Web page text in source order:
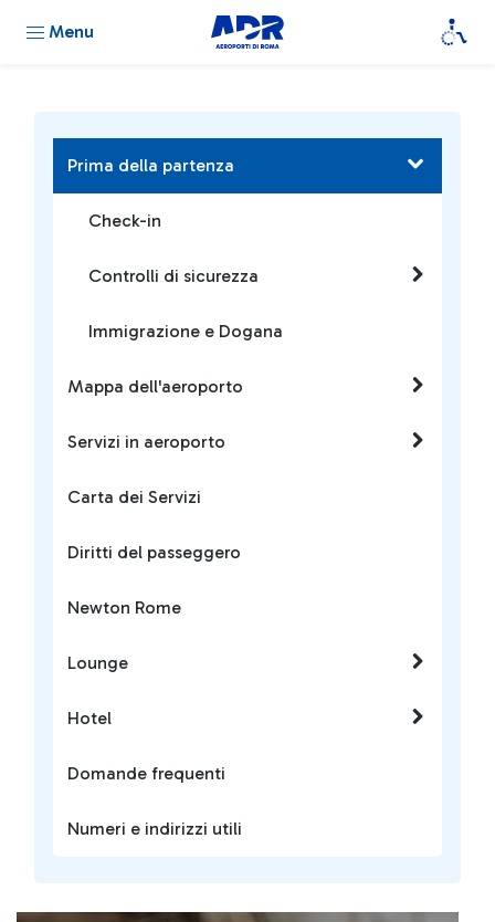
Menu
Prima della partenza
Check-in
Controlli di sicurezza
Immigrazione e Dogana
Mappa dell'aeroporto
Servizi in aeroporto
Carta dei Servizi
Diritti del passeggero
Newton Rome
Lounge
Hotel
Domande frequenti
Numeri e indirizzi utili